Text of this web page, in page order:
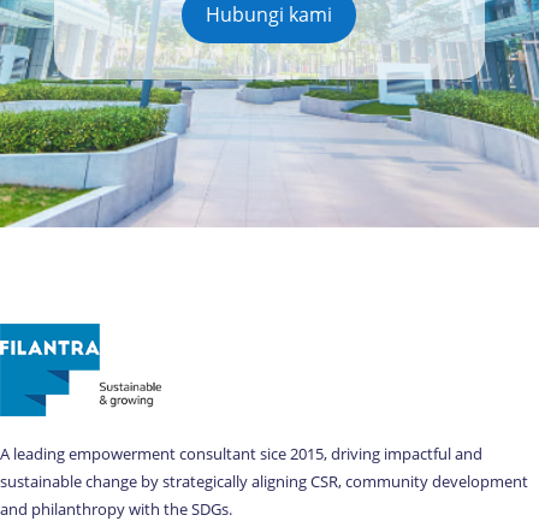
Hubungi kami
A leading empowerment consultant sice 2015, driving impactful and
sustainable change by strategically aligning CSR, community development
and philanthropy with the SDGs.